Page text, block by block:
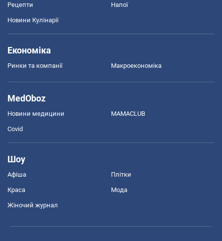
Рецепти Напої
Новини Кулінарії
Економіка
Ринки та компанії Макроекономіка
MedOboz
Новини медицини MAMACLUB
Covid
Шоу
Афіша Плітки
Краса Мода
Жіночий журнал